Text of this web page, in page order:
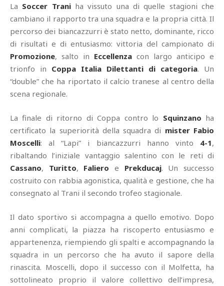
La Soccer Traniha vissuto una di quelle stagioni che
cambiano il rapporto tra una squadra e la propria città. Il
percorso dei biancazzurri è stato netto, dominante, ricco
di risultati e di entusiasmo: vittoria del campionato di
Promozione, salto in Eccellenza con largo anticipo e
trionfo in Coppa Italia Dilettanti di categoria. Un
“double” che ha riportato il calcio tranese al centro della
scena regionale.
La finale di ritorno di Coppa contro lo Squinzano ha
certificato la superiorità della squadra di mister Fabio
Moscelli: al “Lapi” i biancazzurri hanno vinto 4-1,
ribaltando l’iniziale vantaggio salentino con le reti di
Cassano, Turitto, Faliero e Prekducaj. Un successo
costruito con rabbia agonistica, qualità e gestione, che ha
consegnato al Trani il secondo trofeo stagionale.
Il dato sportivo si accompagna a quello emotivo. Dopo
anni complicati, la piazza ha riscoperto entusiasmo e
appartenenza, riempiendo gli spalti e accompagnando la
squadra in un percorso che ha avuto il sapore della
rinascita. Moscelli, dopo il successo con il Molfetta, ha
sottolineato proprio il valore collettivo dell’impresa,